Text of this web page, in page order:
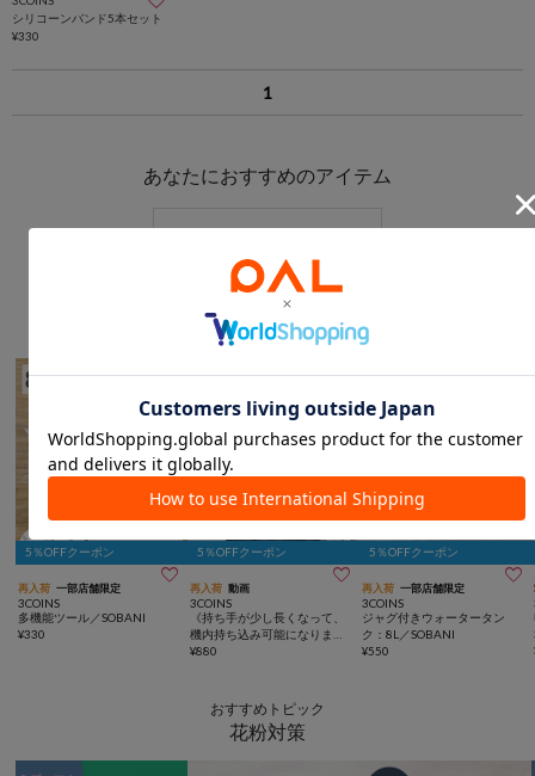
シリコーンバンド5本セット
¥330
1
あなたにおすすめのアイテム
持ち運び便利なアウトドアアイテム
5％OFFクーポン
再入荷 一部店舗限定 
3COINS
多機能ツール／SOBANI
¥330
5％OFFクーポン
再入荷 動画 
3COINS
《持ち手が少し長くなって、
機内持ち込み可能になりまし
た》丈夫で濡れにくい折りた
¥880
5％OFFクーポン
再入荷 一部店舗限定 
3COINS
ジャグ付きウォータータン
ク：8L／SOBANI
¥550
おすすめトピック
花粉対策